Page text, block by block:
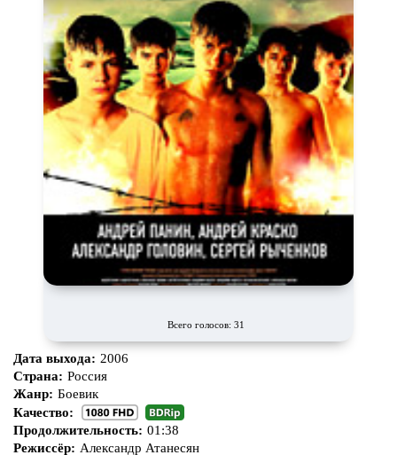
Всего голосов: 31
Дата выхода: 2006
Страна: Россия
Жанр: Боевик
Качество:
Продолжительность: 01:38
Режиссёр: Александр Атанесян